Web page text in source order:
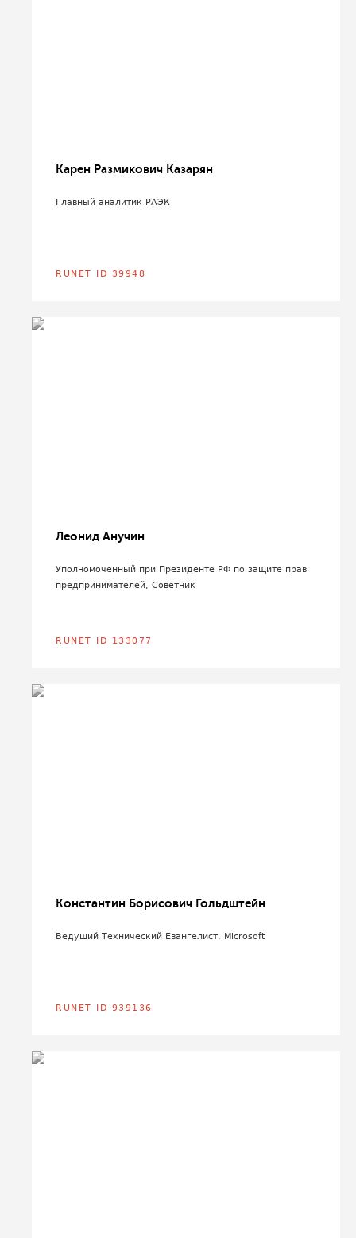
Карен Размикович Казарян
Главный аналитик РАЭК
RUNET ID 39948
Леонид Анучин
Уполномоченный при Президенте РФ по защите прав
предпринимателей, Советник
RUNET ID 133077
Константин Борисович Гольдштейн
Ведущий Технический Евангелист, Microsoft
RUNET ID 939136